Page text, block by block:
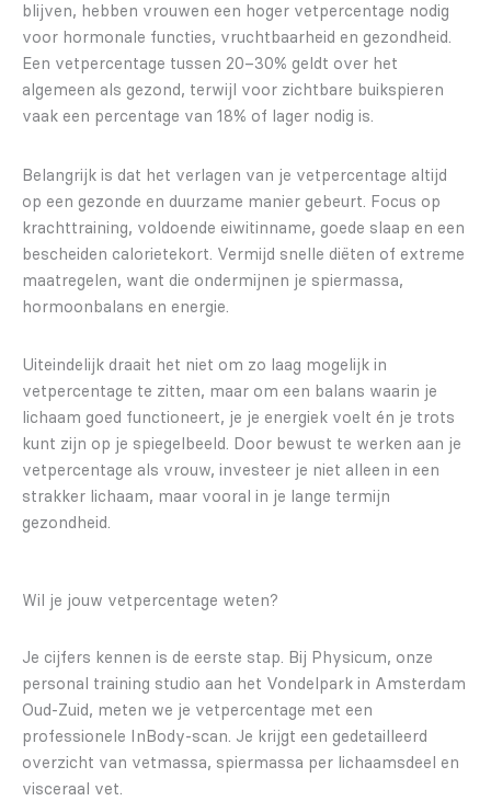
blijven, hebben vrouwen een hoger vetpercentage nodig
voor hormonale functies, vruchtbaarheid en gezondheid.
Een vetpercentage tussen 20–30% geldt over het
algemeen als gezond, terwijl voor zichtbare buikspieren
vaak een percentage van 18% of lager nodig is.
Belangrijk is dat het verlagen van je vetpercentage altijd
op een gezonde en duurzame manier gebeurt. Focus op
krachttraining, voldoende eiwitinname, goede slaap en een
bescheiden calorietekort. Vermijd snelle diëten of extreme
maatregelen, want die ondermijnen je spiermassa,
hormoonbalans en energie.
Uiteindelijk draait het niet om zo laag mogelijk in
vetpercentage te zitten, maar om een balans waarin je
lichaam goed functioneert, je je energiek voelt én je trots
kunt zijn op je spiegelbeeld. Door bewust te werken aan je
vetpercentage als vrouw, investeer je niet alleen in een
strakker lichaam, maar vooral in je lange termijn
gezondheid.
Wil je jouw vetpercentage weten?
Je cijfers kennen is de eerste stap. Bij Physicum, onze
personal training studio aan het Vondelpark in Amsterdam
Oud-Zuid, meten we je vetpercentage met een
professionele InBody-scan. Je krijgt een gedetailleerd
overzicht van vetmassa, spiermassa per lichaamsdeel en
visceraal vet.